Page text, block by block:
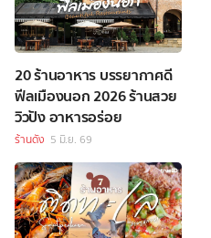
20 ร้านอาหาร บรรยากาศดี
ฟีลเมืองนอก 2026 ร้านสวย
วิวปัง อาหารอร่อย
ร้านดัง 5 มิ.ย. 69